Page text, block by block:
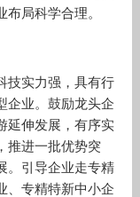
局科学合理。
技实力强，具有行
企业。鼓励龙头企
延伸发展，有序实
推进一批优势突
。引导企业走专精
、专精特新中小企